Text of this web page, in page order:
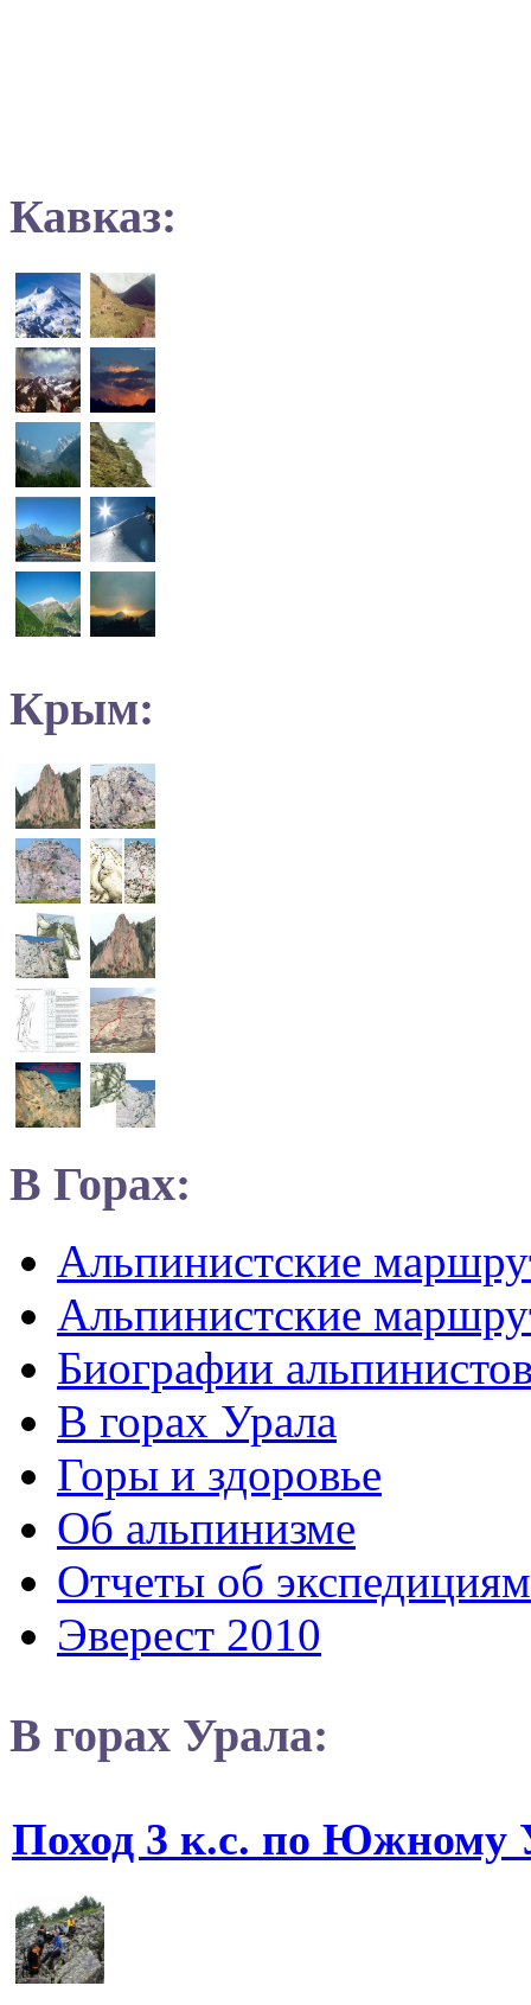
Кавказ:
Крым:
В Горах:
Альпинистские
Альпинистские
Биографии
В горах Урала
Горы и здоровье
Об альпинизме
Отчеты об экспедициям
Эверест 2010
В горах Урала:
Поход 3 к.с. по Южному